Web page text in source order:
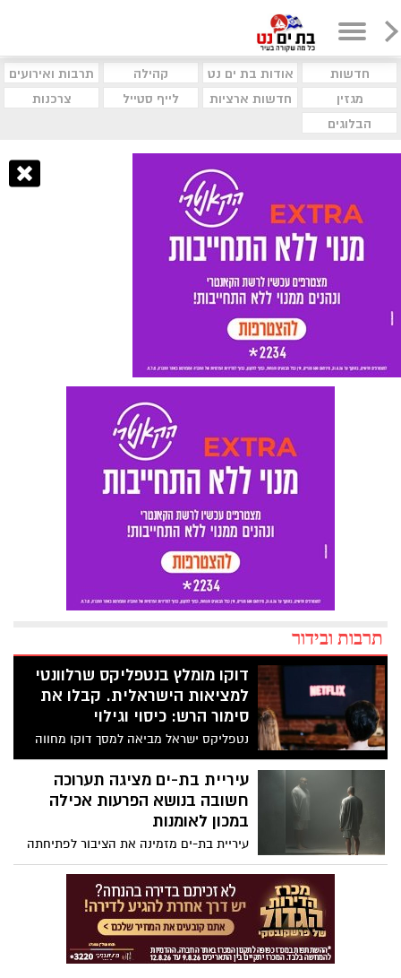
חדשות אודות בת ים נט קהילה
תרבות ואירועים
מגזין
חדשות ארציות לייף סטייל
צרכנות
הבלוגים
תרבות ובידור
דוקו מומלץ בנטפליקס שרלוונטי
למציאות הישראלית. קבלו את
סימור הרש: כיסוי וגילוי
נטפליקס ישראל מביאה למסך דוקו מחווה
והצדעה לאחד העיתונאים החשובים בעולם.
ומה הקשר למציאות הישראלית העכשווית?.
העיתונאי סימור הרש, הקדיש את חייו
לחשיפת סיפורים שבעלי הכוח רוצים לקבור.
מזכיר לכם משהו?.
עיריית בת-ים מציגה תערוכה
חשובה בנושא הפרעות אכילה
במכון לאומנות
עיריית בת-ים מזמינה את הציבור לפתיחתה
של התערוכה ״מה אוכל אותך״ תערוכה
מיוחדת וחשובה העוסקת בהפרעות אכילה
בקרב ילדים ובני נוער.